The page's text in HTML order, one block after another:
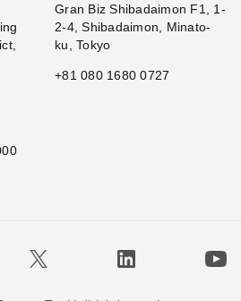
Gran Biz Shibadaimon F1, 1-
2-4, Shibadaimon, Minato-
ku, Tokyo
+81 080 1680 0727